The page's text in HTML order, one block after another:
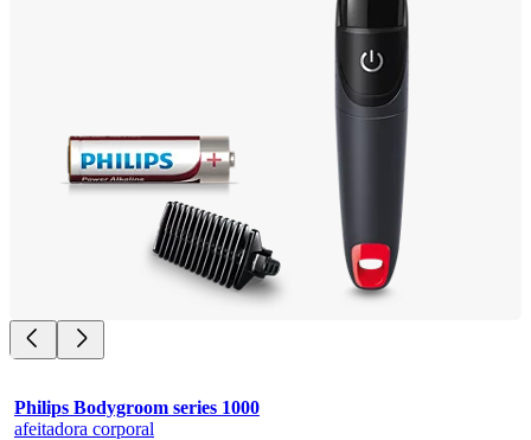
Philips Bodygroom series 1000
afeitadora corporal